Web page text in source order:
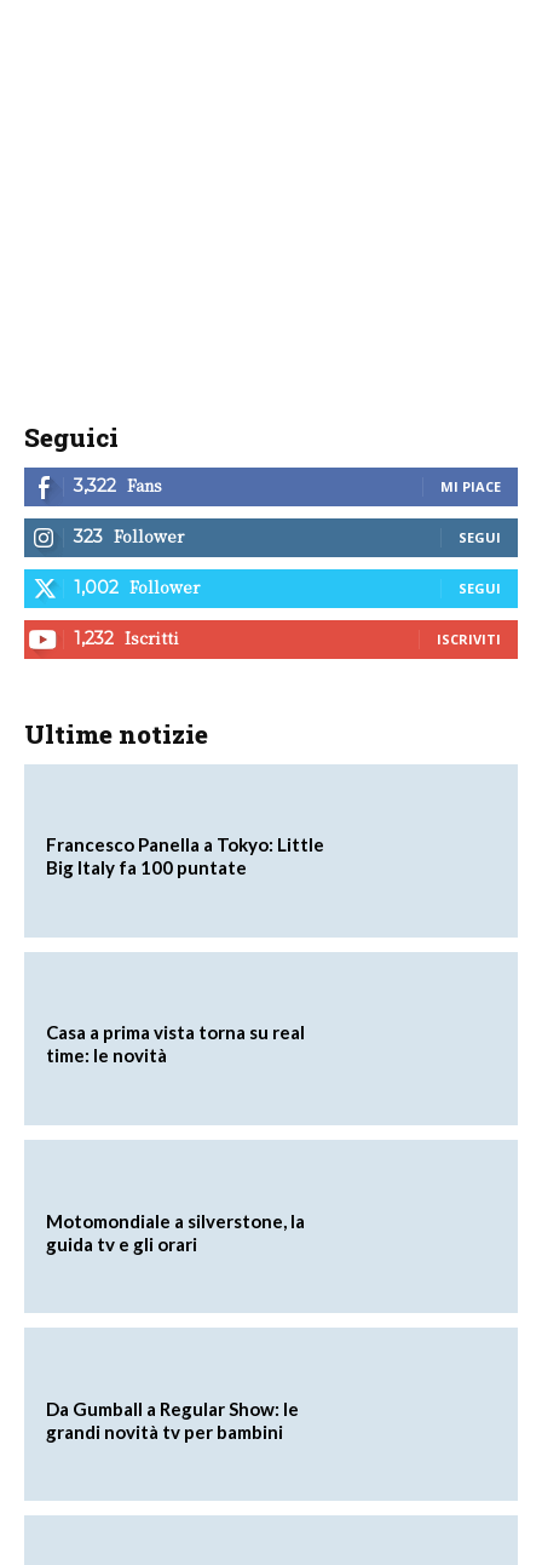
Seguici
3,322 Fans MI PIACE
323 Follower SEGUI
1,002 Follower SEGUI
1,232 Iscritti ISCRIVITI
Ultime notizie
Francesco Panella a Tokyo: Little
Big Italy fa 100 puntate
Casa a prima vista torna su real
time: le novità
Motomondiale a silverstone, la
guida tv e gli orari
Da Gumball a Regular Show: le
grandi novità tv per bambini